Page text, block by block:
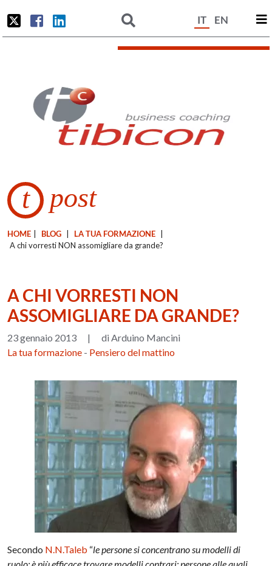
IT EN
t post
HOME BLOG LA TUA FORMAZIONE
A chi vorresti NON assomigliare da grande?
A CHI VORRESTI NON
ASSOMIGLIARE DA GRANDE?
23 gennaio 2013 |
di Arduino Mancini
La tua formazione - Pensiero del mattino
Secondo N.N.Taleb “le persone si concentrano su modelli di